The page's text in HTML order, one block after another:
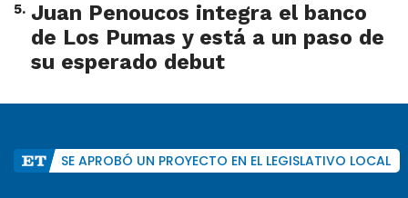
5. Juan Penoucos integra el banco
de Los Pumas y está a un paso de
su esperado debut
SE APROBÓ UN PROYECTO EN EL LEGISLATIVO LOCAL